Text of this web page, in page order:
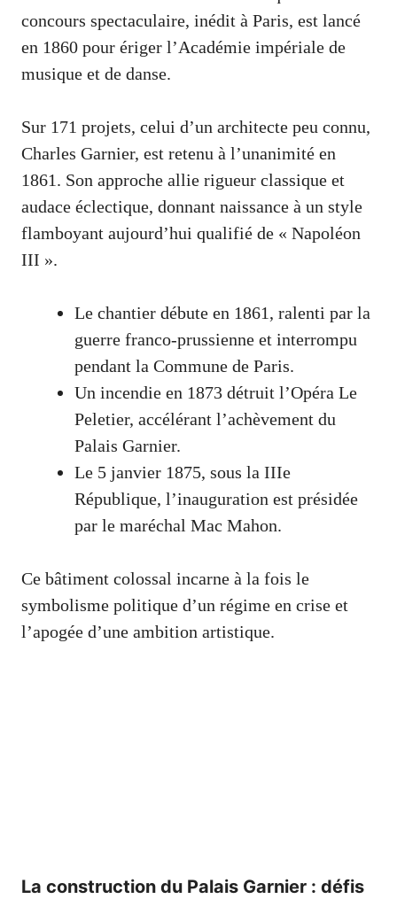
concours spectaculaire, inédit à Paris, est lancé
en 1860 pour ériger l’Académie impériale de
musique et de danse.
Sur 171 projets, celui d’un architecte peu connu,
Charles Garnier, est retenu à l’unanimité en
1861. Son approche allie rigueur classique et
audace éclectique, donnant naissance à un style
flamboyant aujourd’hui qualifié de « Napoléon
III ».
Le chantier débute en 1861, ralenti par la
guerre franco-prussienne et interrompu
pendant la Commune de Paris.
Un incendie en 1873 détruit l’Opéra Le
Peletier, accélérant l’achèvement du
Palais Garnier.
Le 5 janvier 1875, sous la IIIe
République, l’inauguration est présidée
par le maréchal Mac Mahon.
Ce bâtiment colossal incarne à la fois le
symbolisme politique d’un régime en crise et
l’apogée d’une ambition artistique.
La construction du Palais Garnier : défis